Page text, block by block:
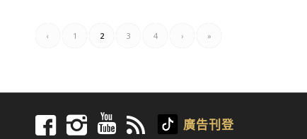
‹ 1 2 3 4 › »
廣告刊登